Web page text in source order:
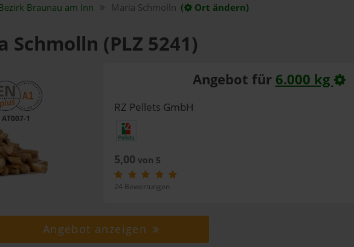
Braunau am Inn Maria Schmolln ( Ort ändern)
(PLZ 5241)
AT007-1
Angebot für 6.000 kg
RZ Pellets GmbH
5,00 von 5
24 Bewertungen
Angebot anzeigen